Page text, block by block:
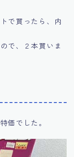
で買ったら、内
で、２本買いま
価でした。